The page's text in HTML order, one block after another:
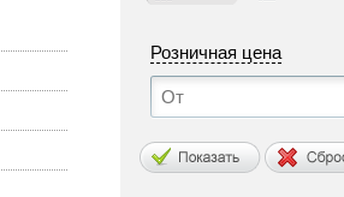
Розничная цена